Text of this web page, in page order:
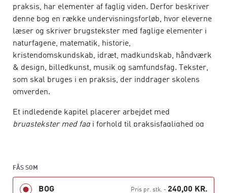
praksis, har elementer af faglig viden. Derfor beskriver
denne bog en række undervisningsforløb, hvor eleverne
læser og skriver brugstekster med faglige elementer i
naturfagene, matematik, historie,
kristendomskundskab, idræt, madkundskab, håndværk
& design, billedkunst, musik og samfundsfag. Tekster,
som skal bruges i en praksis, der inddrager skolens
omverden.
Et indledende kapitel placerer arbejdet med
brugstekster med fag i forhold til praksisfaglighed og
Hvert af de følgende ti kapitler har en indledende
gennemgang af, hvad der er typisk for det pågældende
FÅS SOM
BOG Pris pr. stk.- 240,00 KR.